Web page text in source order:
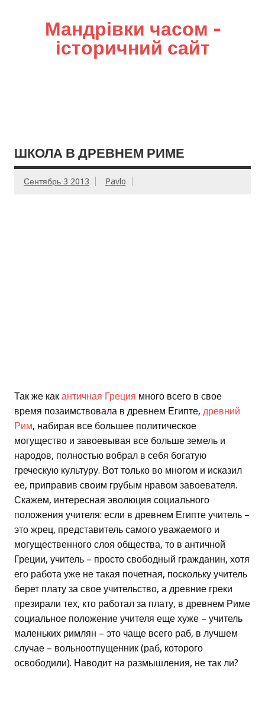
Мандрівки часом –
історичний сайт
ШКОЛА В ДРЕВНЕМ РИМЕ
Сентябрь 3 2013 Pavlo
Так же как античная Греция много всего в свое
время позаимствовала в древнем Египте, древний
Рим, набирая все большее политическое
могущество и завоевывая все больше земель и
народов, полностью вобрал в себя богатую
греческую культуру. Вот только во многом и исказил
ее, приправив своим грубым нравом завоевателя.
Скажем, интересная эволюция социального
положения учителя: если в древнем Египте учитель –
это жрец, представитель самого уважаемого и
могущественного слоя общества, то в античной
Греции, учитель – просто свободный гражданин, хотя
его работа уже не такая почетная, поскольку учитель
берет плату за свое учительство, а древние греки
презирали тех, кто работал за плату, в древнем Риме
социальное положение учителя еще хуже – учитель
маленьких римлян – это чаще всего раб, в лучшем
случае – вольноотпущенник (раб, которого
освободили). Наводит на размышления, не так ли?